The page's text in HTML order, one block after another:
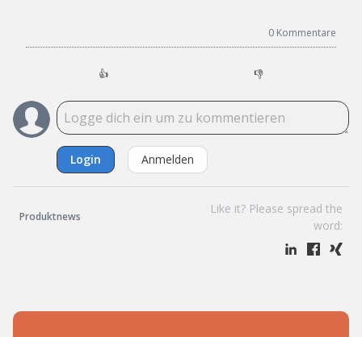
0 Kommentare
👍 👎
Login Anmelden
Produktnews
Like it? Please spread the
word: